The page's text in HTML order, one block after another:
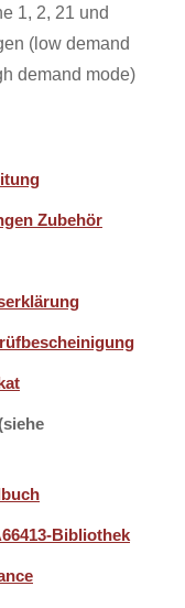
1, 2, 21 und
(low demand
demand mode)
Zubehör
Bibliothek